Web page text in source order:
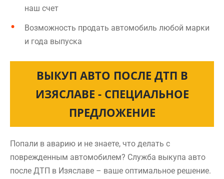
наш счет
Возможность продать автомобиль любой марки
и года выпуска
ВЫКУП АВТО ПОСЛЕ ДТП В
ИЗЯСЛАВЕ - СПЕЦИАЛЬНОЕ
ПРЕДЛОЖЕНИЕ
Попали в аварию и не знаете, что делать с
поврежденным автомобилем? Служба выкупа авто
после ДТП в Изяславе – ваше оптимальное решение.